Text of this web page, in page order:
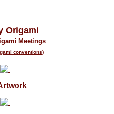
Origami
Meetings
conventions)